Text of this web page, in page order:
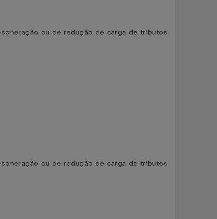
ou de redução de carga de tributos
ou de redução de carga de tributos